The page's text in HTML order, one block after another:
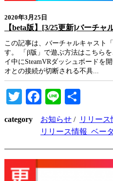
2020年3月25日
【beta版】[3/25更新]バーチャ
この記事は、バーチャルキャスト
す。 「β版」で遊ぶ方法はこちら
イ中にSteamVRダッシュボードを
オとの接続が切断される不具...
Twitter
Facebook
Line共
有
category お知らせ/ リリース
リリース情報_ベー